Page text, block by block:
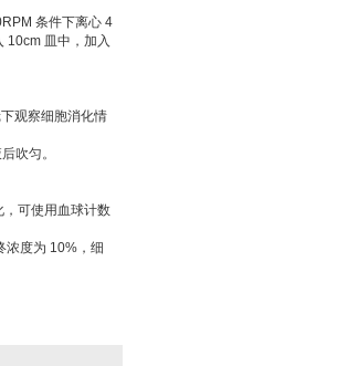
条件下离心 4
10cm 皿中，加入
观察细胞消化情
吹匀。
可使用血球计数
浓度为 10%，细